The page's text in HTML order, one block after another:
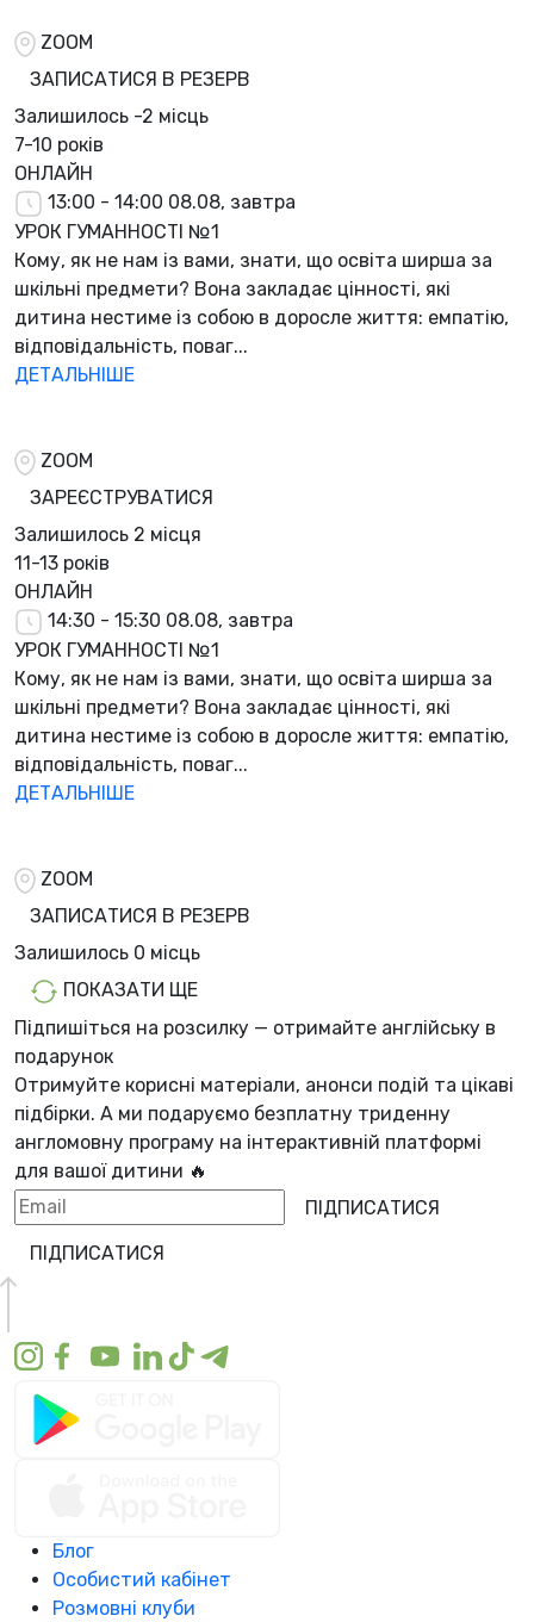
ZOOM
ЗАПИСАТИСЯ В РЕЗЕРВ
Залишилось -2 місць
7-10 років
ОНЛАЙН
13:00 - 14:00 08.08, завтра
УРОК ГУМАННОСТІ №1
Кому, як не нам із вами, знати, що освіта ширша за
шкільні предмети? Вона закладає цінності, які
дитина нестиме із собою в доросле життя: емпатію,
відповідальність, поваг...
ДЕТАЛЬНІШЕ
ZOOM
ЗАРЕЄСТРУВАТИСЯ
Залишилось 2 місця
11-13 років
ОНЛАЙН
14:30 - 15:30 08.08, завтра
УРОК ГУМАННОСТІ №1
Кому, як не нам із вами, знати, що освіта ширша за
шкільні предмети? Вона закладає цінності, які
дитина нестиме із собою в доросле життя: емпатію,
відповідальність, поваг...
ДЕТАЛЬНІШЕ
ZOOM
ЗАПИСАТИСЯ В РЕЗЕРВ
Залишилось 0 місць
ПОКАЗАТИ ЩЕ
Підпишіться на розсилку — отримайте англійську в
подарунок
Отримуйте корисні матеріали, анонси подій та цікаві
підбірки. А ми подаруємо безплатну триденну
англомовну програму на інтерактивній платформі
для вашої дитини 🔥
ПІДПИСАТИСЯ
ПІДПИСАТИСЯ
Блог
Особистий кабінет
Розмовні клуби